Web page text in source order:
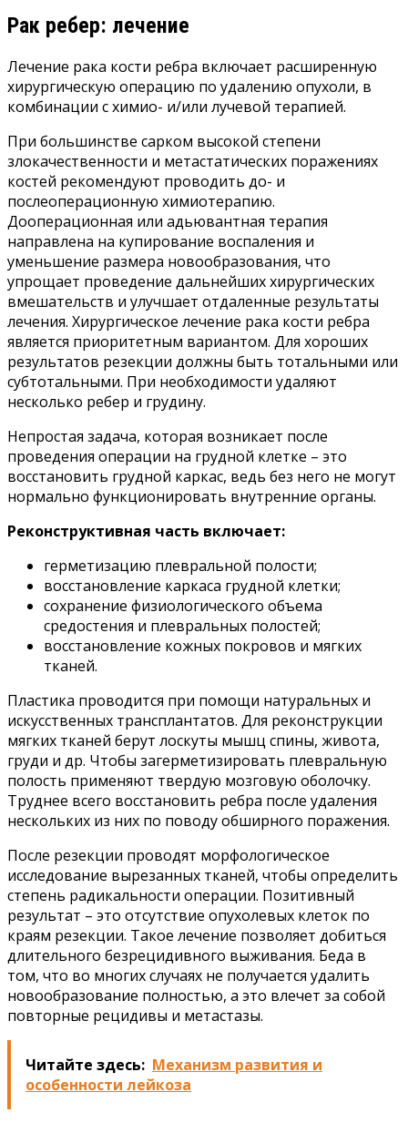
Рак ребер: лечение
Лечение рака кости ребра включает расширенную
хирургическую операцию по удалению опухоли, в
комбинации с химио- и/или лучевой терапией.
При большинстве сарком высокой степени
злокачественности и метастатических поражениях
костей рекомендуют проводить до- и
послеоперационную химиотерапию.
Дооперационная или адьювантная терапия
направлена на купирование воспаления и
уменьшение размера новообразования, что
упрощает проведение дальнейших хирургических
вмешательств и улучшает отдаленные результаты
лечения. Хирургическое лечение рака кости ребра
является приоритетным вариантом. Для хороших
результатов резекции должны быть тотальными или
субтотальными. При необходимости удаляют
несколько ребер и грудину.
Непростая задача, которая возникает после
проведения операции на грудной клетке – это
восстановить грудной каркас, ведь без него не могут
нормально функционировать внутренние органы.
Реконструктивная часть включает:
герметизацию плевральной полости;
восстановление каркаса грудной клетки;
сохранение физиологического объема
средостения и плевральных полостей;
восстановление кожных покровов и мягких
тканей.
Пластика проводится при помощи натуральных и
искусственных трансплантатов. Для реконструкции
мягких тканей берут лоскуты мышц спины, живота,
груди и др. Чтобы загерметизировать плевральную
полость применяют твердую мозговую оболочку.
Труднее всего восстановить ребра после удаления
нескольких из них по поводу обширного поражения.
После резекции проводят морфологическое
исследование вырезанных тканей, чтобы определить
степень радикальности операции. Позитивный
результат – это отсутствие опухолевых клеток по
краям резекции. Такое лечение позволяет добиться
длительного безрецидивного выживания. Беда в
том, что во многих случаях не получается удалить
новообразование полностью, а это влечет за собой
повторные рецидивы и метастазы.
Читайте здесь: Механизм развития и
особенности лейкоза